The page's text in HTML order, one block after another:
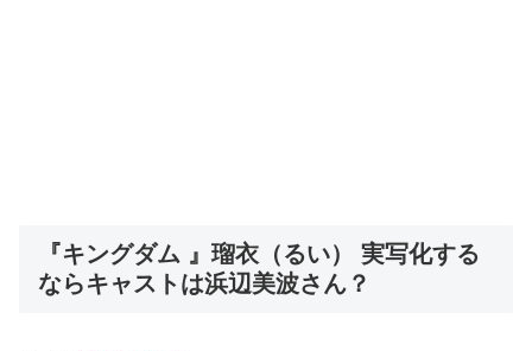
『キングダム 』瑠衣（るい） 実写化する
ならキャストは浜辺美波さん？